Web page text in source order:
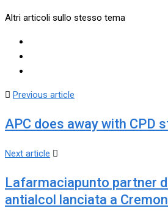
Altri articoli sullo stesso tema
Previous article
APC does away with CPD
Next article
Lafarmaciapunto partner
antialcol lanciata a